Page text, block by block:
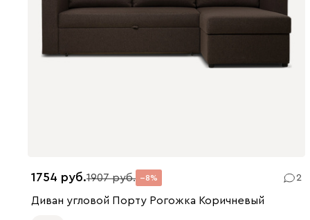
1754 1907 8 2
Диван угловой Порту Рогожка Коричневый